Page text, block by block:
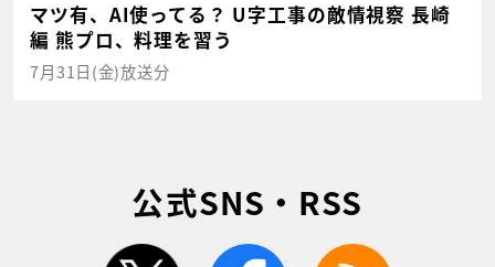
マツ有、AI使ってる？ U字工事の敵情視察 長崎
編 熊プロ、料理を習う
7月31日(金)放送分
公式SNS・RSS
twitter facebook